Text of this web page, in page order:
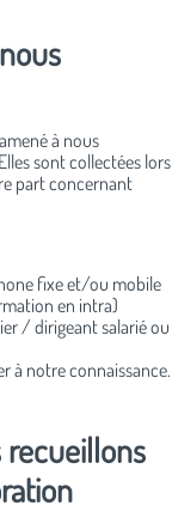
à nous
sont collectées lors
part concernant
fixe et/ou mobile
en intra)
/ dirigeant salarié ou
à notre connaissance.